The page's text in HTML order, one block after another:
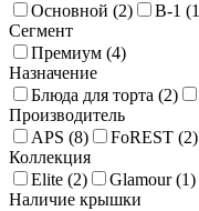
Основной (2) В-1 (1
Сегмент
Премиум (4)
Назначение
Блюда для торта (2)
Производитель
APS (8) FoREST (2)
Коллекция
Elite (2) Glamour (1)
Наличие крышки